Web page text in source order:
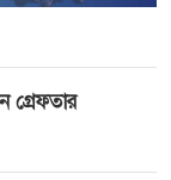
গ্রেফতার